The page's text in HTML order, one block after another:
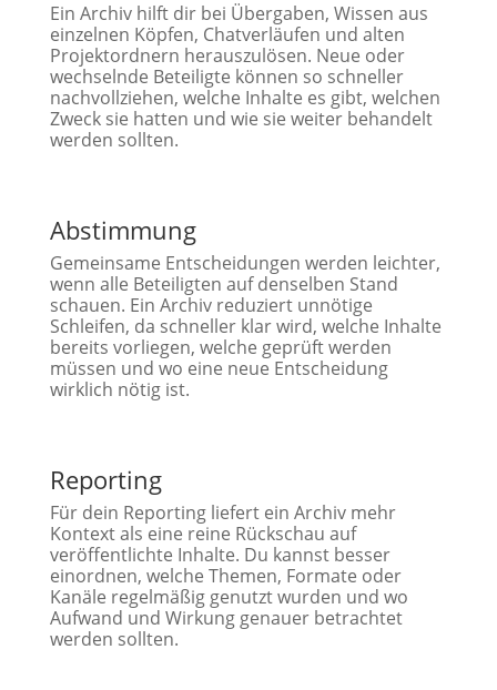
Ein Archiv hilft dir bei Übergaben, Wissen aus
einzelnen Köpfen, Chatverläufen und alten
Projektordnern herauszulösen. Neue oder
wechselnde Beteiligte können so schneller
nachvollziehen, welche Inhalte es gibt, welchen
Zweck sie hatten und wie sie weiter behandelt
werden sollten.
Abstimmung
Gemeinsame Entscheidungen werden leichter,
wenn alle Beteiligten auf denselben Stand
schauen. Ein Archiv reduziert unnötige
Schleifen, da schneller klar wird, welche Inhalte
bereits vorliegen, welche geprüft werden
müssen und wo eine neue Entscheidung
wirklich nötig ist.
Reporting
Für dein Reporting liefert ein Archiv mehr
Kontext als eine reine Rückschau auf
veröffentlichte Inhalte. Du kannst besser
einordnen, welche Themen, Formate oder
Kanäle regelmäßig genutzt wurden und wo
Aufwand und Wirkung genauer betrachtet
werden sollten.